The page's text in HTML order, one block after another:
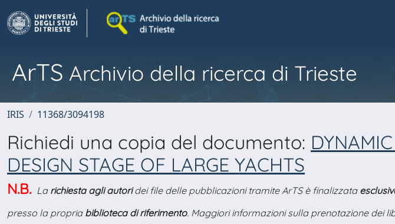
ArTS Archivio della ricerca di Trieste
IRIS 11368/3094198
Richiedi una copia del documento:
DESIGN STAGE OF LARGE YACHTS
N.B. La richiesta agli autoridei file delle pubblicazioni tramite ArTS è finalizzata
presso la propria biblioteca di riferimento. Maggiori informazioni sulla prenotazione dei